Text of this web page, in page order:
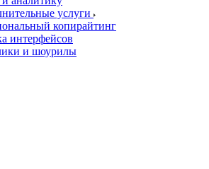
услуги
копирайтинг
интерфейсов
и шоурилы